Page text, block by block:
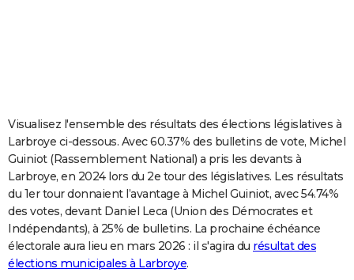
Carte de Noël
Carte Bonne année
Carte Saint-Valentin
Carte Pâques
Carte d'anniversaire
DICTIONNAIRE
Dictionnaire
Biographies
Citations
Expressions
Proverbes
PROGRAMME TV
COPAINS D'AVANT
S'inscrire
Se connecter
Lycées
Collèges
Primaires
Universités
Entreprises
Service militaire
Avis de recherche
AVIS DE DÉCÈS
Visualisez l'ensemble des résultats des élections législatives à
Larbroye ci-dessous. Avec 60.37% des bulletins de vote, Michel
Guiniot (Rassemblement National) a pris les devants à
Larbroye, en 2024 lors du 2e tour des législatives. Les résultats
du 1er tour donnaient l’avantage à Michel Guiniot, avec 54.74%
des votes, devant Daniel Leca (Union des Démocrates et
Indépendants), à 25% de bulletins. La prochaine échéance
électorale aura lieu en mars 2026 : il s'agira du résultat des
élections municipales à Larbroye.